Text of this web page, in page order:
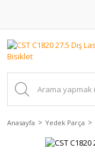
Anasayfa Yedek Parça